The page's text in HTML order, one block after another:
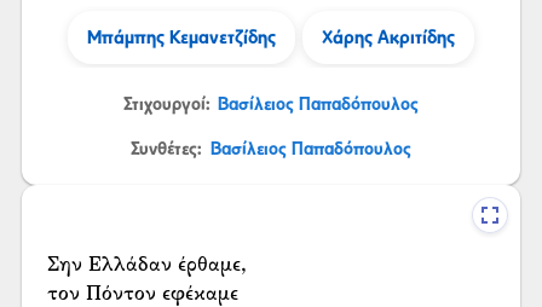
Μπάμπης Κεμανετζίδης Χάρης Ακριτίδης
Στιχουργοί: Βασίλειος Παπαδόπουλος
Συνθέτες: Βασίλειος Παπαδόπουλος
Σην Ελλάδαν έρθαμε,
τον Πόντον εφέκαμε